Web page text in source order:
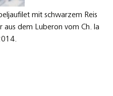
mit schwarzem Reis
aus dem Luberon vom Ch. la